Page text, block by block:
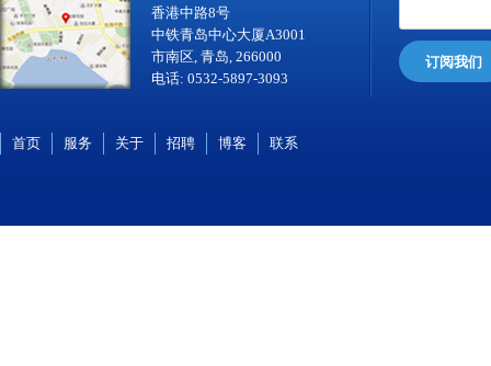
香港中路8号
中铁青岛中心大厦A3001
市南区, 青岛, 266000
电话: 0532-5897-3093
订阅我们
首页 服务 关于 招聘 博客 联系